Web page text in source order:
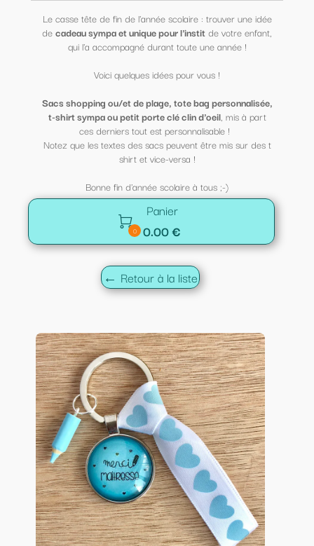
Le casse tête de fin de l'année scolaire : trouver une idée
decadeau sympa et unique pour l'institde votre enfant,
qui l'a accompagné durant toute une année !
Voici quelques idées pour vous !
Sacs shopping ou/et de plage, tote bag personnalisée,
t-shirt sympa ou petit porte clé clin d'oeil, mis à part
ces derniers tout est personnalisable !
Notez que les textes des sacs peuvent être mis sur des t
shirt et vice-versa !
Bonne fin d'année scolaire à tous ;-)

0
Panier
0.00 €
← Retour à la liste